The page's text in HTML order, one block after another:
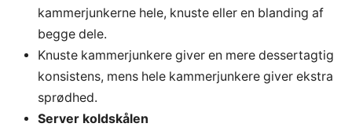
kammerjunkerne hele, knuste eller en blanding af
begge dele.
Knuste kammerjunkere giver en mere dessertagtig
konsistens, mens hele kammerjunkere giver ekstra
sprødhed.
Server koldskålen